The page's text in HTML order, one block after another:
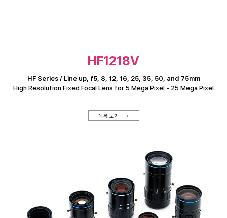
HF1218V
HF Series / Line up, f5, 8, 12, 16, 25, 35, 50, and 75mm
High Resolution Fixed Focal Lens for 5 Mega Pixel - 25 Mega Pixel
목록 보기